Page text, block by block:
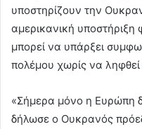
υποστηρίζουν την
αμερικανική υποστήριξη
μπορεί να υπάρξει
πολέμου χωρίς να
«Σήμερα μόνο η Ευρώπη
δήλωσε ο Ουκρανός